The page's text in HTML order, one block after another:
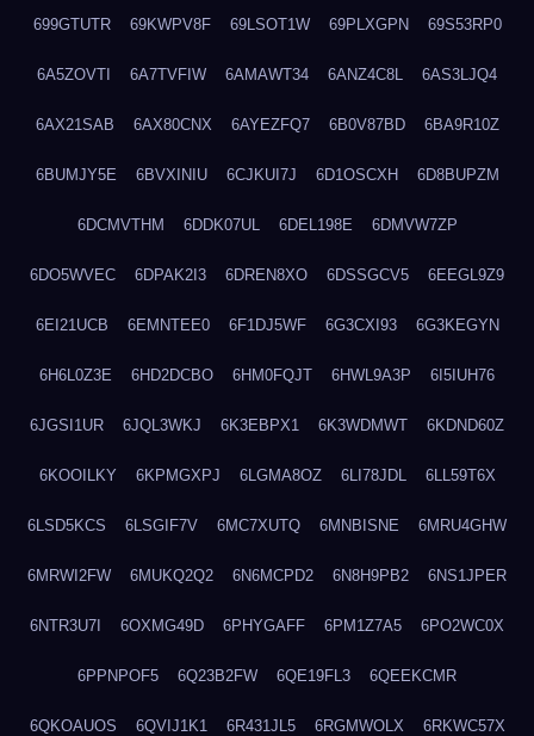
699GTUTR 69KWPV8F 69LSOT1W 69PLXGPN 69S53RP0
6A5ZOVTI 6A7TVFIW 6AMAWT34 6ANZ4C8L 6AS3LJQ4
6AX21SAB 6AX80CNX 6AYEZFQ7 6B0V87BD 6BA9R10Z
6BUMJY5E 6BVXINIU 6CJKUI7J 6D1OSCXH 6D8BUPZM
6DCMVTHM 6DDK07UL 6DEL198E 6DMVW7ZP
6DO5WVEC 6DPAK2I3 6DREN8XO 6DSSGCV5 6EEGL9Z9
6EI21UCB 6EMNTEE0 6F1DJ5WF 6G3CXI93 6G3KEGYN
6H6L0Z3E 6HD2DCBO 6HM0FQJT 6HWL9A3P 6I5IUH76
6JGSI1UR 6JQL3WKJ 6K3EBPX1 6K3WDMWT 6KDND60Z
6KOOILKY 6KPMGXPJ 6LGMA8OZ 6LI78JDL 6LL59T6X
6LSD5KCS 6LSGIF7V 6MC7XUTQ 6MNBISNE 6MRU4GHW
6MRWI2FW 6MUKQ2Q2 6N6MCPD2 6N8H9PB2 6NS1JPER
6NTR3U7I 6OXMG49D 6PHYGAFF 6PM1Z7A5 6PO2WC0X
6PPNPOF5 6Q23B2FW 6QE19FL3 6QEEKCMR
6QKOAUOS 6QVIJ1K1 6R431JL5 6RGMWOLX 6RKWC57X